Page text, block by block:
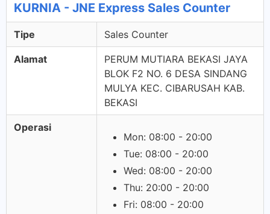
KURNIA - JNE Express Sales Counter
Tipe Sales Counter
Alamat
PERUM MUTIARA BEKASI JAYA
BLOK F2 NO. 6 DESA SINDANG
MULYA KEC. CIBARUSAH KAB.
BEKASI
Operasi
Mon: 08:00 - 20:00
Tue: 08:00 - 20:00
Wed: 08:00 - 20:00
Thu: 20:00 - 20:00
Fri: 08:00 - 20:00